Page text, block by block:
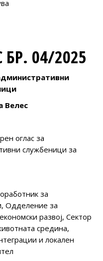
БР. 04/2025
Велес
оглас за
службеници за
за
Одделение за
развој, Сектор
средина,
и локален